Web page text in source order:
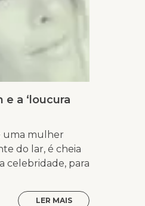
e a ‘loucura
uma mulher
do lar, é cheia
celebridade, para
LER MAIS